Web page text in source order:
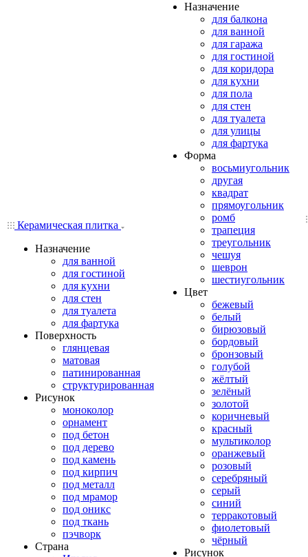
Керамическая плитка
Назначение
для ванной
для гостиной
для кухни
для стен
для туалета
для фартука
Поверхность
глянцевая
матовая
патинированная
структурированная
Рисунок
моноколор
орнамент
под бетон
под дерево
под камень
под кирпич
под металл
под мрамор
под оникс
под ткань
пэчворк
Страна
Назначение
для балкона
для ванной
для гаража
для гостиной
для коридора
для кухни
для пола
для стен
для туалета
для улицы
для фартука
Форма
восьмиугольник
другая
квадрат
прямоугольник
ромб
трапеция
треугольник
чешуя
шеврон
шестиугольник
Цвет
бежевый
белый
бирюзовый
бордовый
бронзовый
голубой
жёлтый
зелёный
золотой
коричневый
красный
мультиколор
оранжевый
розовый
серебряный
серый
синий
терракотовый
фиолетовый
чёрный
Рисунок